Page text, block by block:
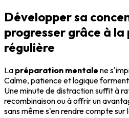
Développer sa
progresser grâce à
régulière
La préparation mentale ne
Calme, patience et logique
Une minute de distraction suffit à
recombinaison ou à offrir un
sans même s'en rendre compte sur